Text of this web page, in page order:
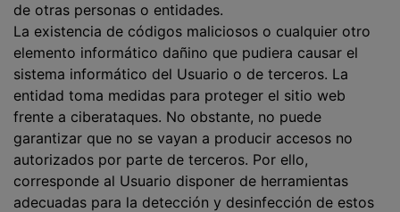
de otras personas o entidades.
La existencia de códigos maliciosos o cualquier otro
elemento informático dañino que pudiera causar el
sistema informático del Usuario o de terceros. La
entidad toma medidas para proteger el sitio web
frente a ciberataques. No obstante, no puede
garantizar que no se vayan a producir accesos no
autorizados por parte de terceros. Por ello,
corresponde al Usuario disponer de herramientas
adecuadas para la detección y desinfección de estos